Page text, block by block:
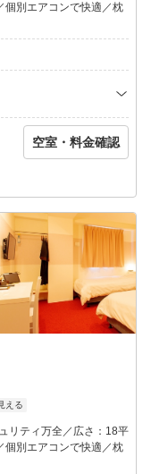
個別エアコンで快適／枕
空室・料金確認
える
リティ万全／広さ：18平
個別エアコンで快適／枕